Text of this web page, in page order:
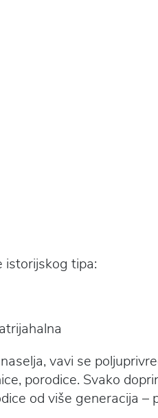
istorijskog tipa:
vavi se
porodice. Svako
od više generacija